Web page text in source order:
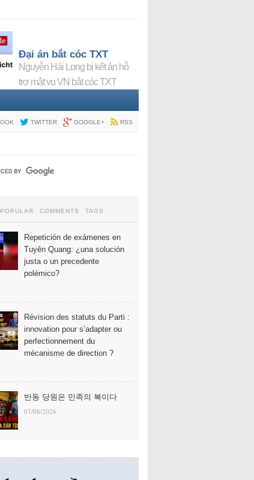
Đại án bắt cóc TXT
Nguyễn Hải Long bị kết án hỗ
trợ mật vụ VN bắt cóc TXT
TWITTER GOOGLE+ RSS
POPULAR COMMENTS TAGS
Repetición de exámenes en
Tuyên Quang: ¿una solución
justa o un precedente
polémico?
Révision des statuts du Parti :
innovation pour s’adapter ou
perfectionnement du
mécanisme de direction ?
반동 당원은 민족의 복이다
07/08/2026